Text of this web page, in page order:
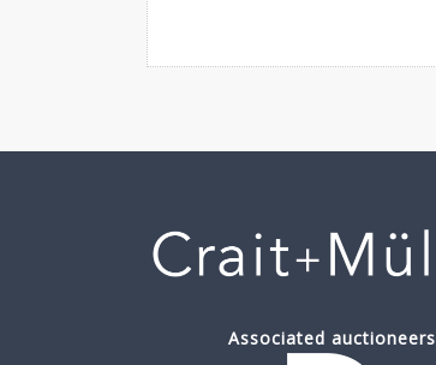
Associated auctioneers